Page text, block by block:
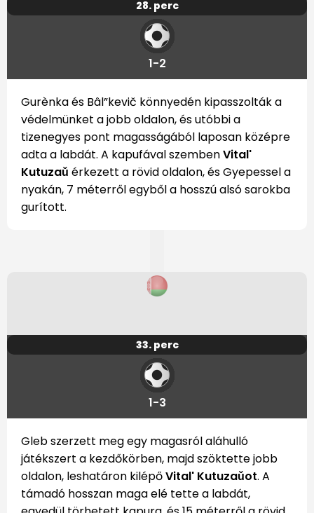
28. perc
1-2
Gurènka és Bâl”kevič könnyedén kipasszolták a
védelmünket a jobb oldalon, és utóbbi a
tizenegyes pont magasságából laposan középre
adta a labdát. A kapufával szembenVital'
Kutuzaǔ érkezett a rövid oldalon, és Gyepessel a
nyakán, 7 méterről egyből a hosszú alsó sarokba
gurított.
33. perc
1-3
Gleb szerzett meg egy magasról aláhulló
játékszert a kezdőkörben, majd szöktette jobb
oldalon, leshatáron kilépőVital' Kutuzaǔot. A
támadó hosszan maga elé tette a labdát,